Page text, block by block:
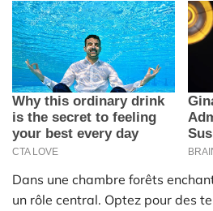
Dans une chambre forêts
un rôle central. Optez pour des